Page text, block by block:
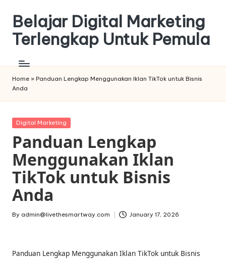
content
Belajar Digital Marketing
Terlengkap Untuk Pemula
Home » Panduan Lengkap Menggunakan Iklan TikTok untuk Bisnis
Anda
Posted
Digital Marketing
Panduan Lengkap
Menggunakan Iklan
TikTok untuk Bisnis
Anda
Posted
By admin@livethesmartway.com January 17, 2026
Panduan Lengkap Menggunakan Iklan TikTok untuk Bisnis